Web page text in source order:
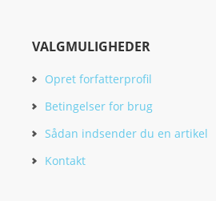
VALGMULIGHEDER
Opret forfatterprofil
Betingelser for brug
Sådan indsender du en artikel
Kontakt